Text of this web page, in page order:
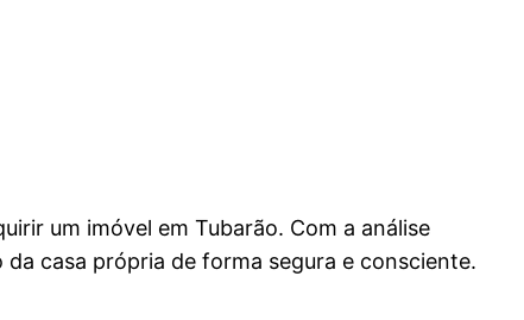
um imóvel em Tubarão. Com a análise
casa própria de forma segura e consciente.